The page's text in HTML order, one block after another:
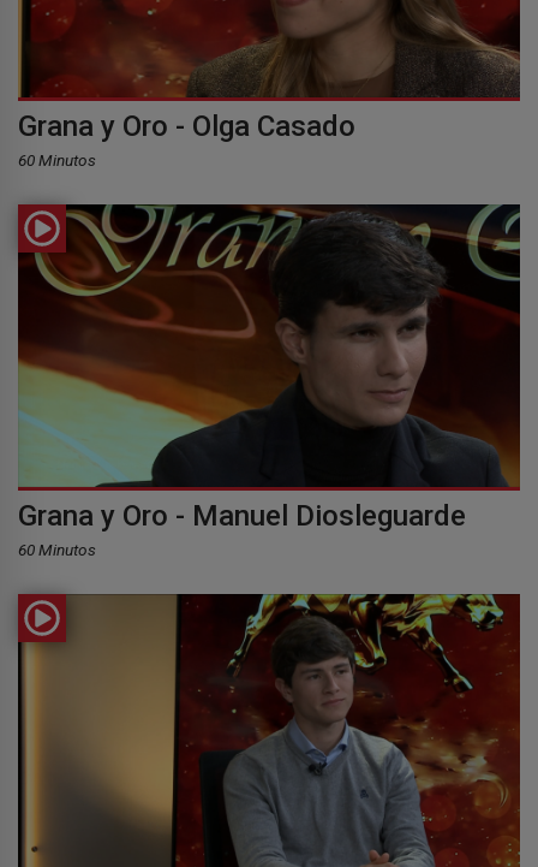
Grana y Oro - Olga Casado
60 Minutos
Grana y Oro - Manuel Diosleguarde
60 Minutos